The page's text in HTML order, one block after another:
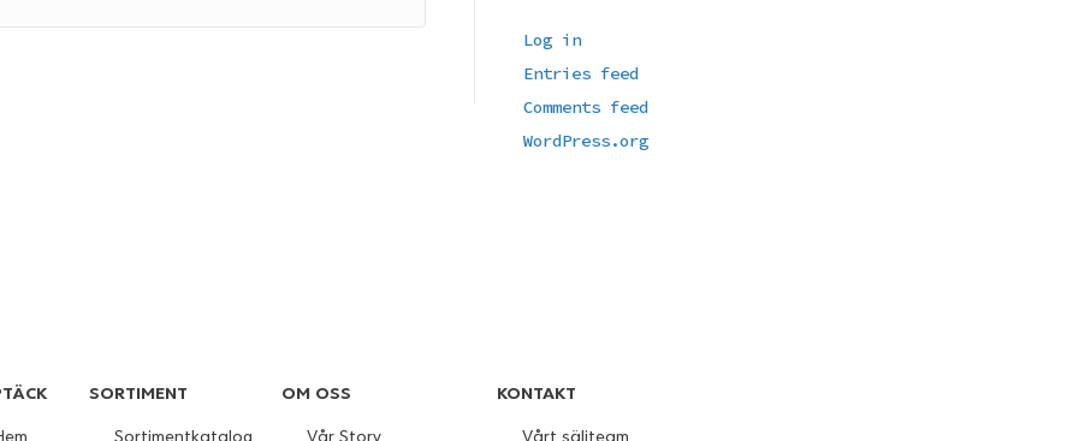
Log in
Entries feed
Comments feed
WordPress.org
SORTIMENT
Sortimentkatalog
OM OSS
Vår Story
KONTAKT
Vårt säljteam